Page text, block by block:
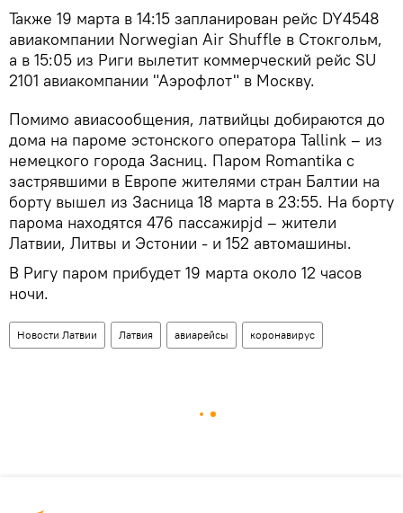
Также 19 марта в 14:15 запланирован рейс DY4548
авиакомпании Norwegian Air Shuffle в Стокгольм,
а в 15:05 из Риги вылетит коммерческий рейс SU
2101 авиакомпании "Аэрофлот" в Москву.
Помимо авиасообщения, латвийцы добираются до
дома на пароме эстонского оператора Tallink – из
немецкого города Засниц. Паром Romantika с
застрявшими в Европе жителями стран Балтии на
борту вышел из Засница 18 марта в 23:55. На борту
парома находятся 476 пассажирjd – жители
Латвии, Литвы и Эстонии - и 152 автомашины.
В Ригу паром прибудет 19 марта около 12 часов
ночи.
Новости Латвии Латвия авиарейсы коронавирус